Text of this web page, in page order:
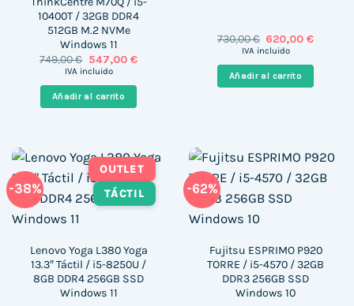
10400T / 32GB DDR4
512GB M.2 NVMe
Windows 11
749,00€ El
precio
era:
749,00 €.
547,00 €El
es:
547,00 €.
IVA incluido
Añadir al carrito
730,00€ El
precio
era:
730,00 €.
620,00€El
es:
620,00
IVA incluido
Añadir al carrito
-38%
OUTLET
TÁCTIL
Lenovo Yoga L380 Yoga
13.3″ Táctil / i5-8250U /
8GB DDR4 256GB SSD
Windows 11
-62%
Fujitsu ESPRIMO P920
TORRE / i5-4570 / 32GB
DDR3 256GB SSD
Windows 10